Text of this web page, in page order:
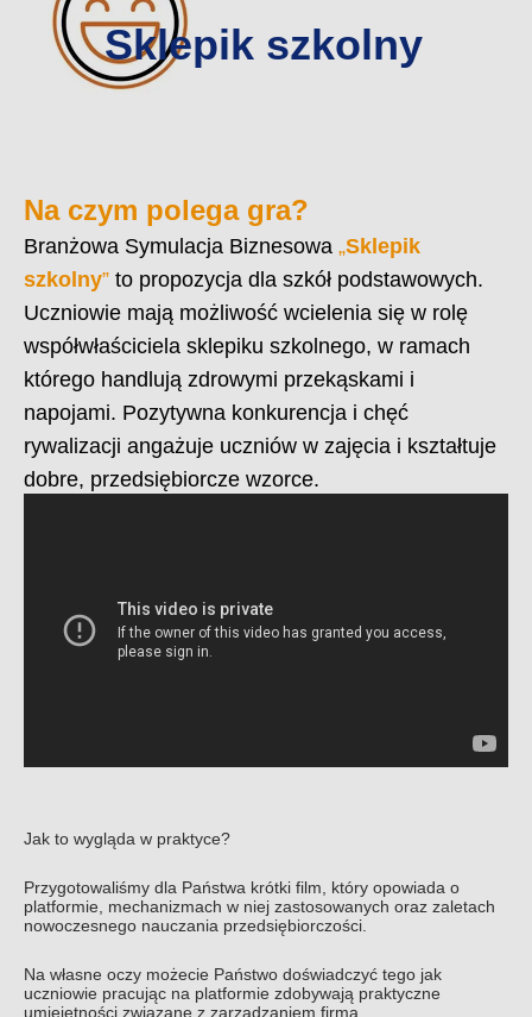
Sklepik szkolny
Na czym polega gra?
Branżowa Symulacja Biznesowa „Sklepik
szkolny” to propozycja dla szkół podstawowych.
Uczniowie mają możliwość wcielenia się w rolę
współwłaściciela sklepiku szkolnego, w ramach
którego handlują zdrowymi przekąskami i
napojami. Pozytywna konkurencja i chęć
rywalizacji angażuje uczniów w zajęcia i kształtuje
dobre, przedsiębiorcze wzorce.
Jak to wygląda w praktyce?
Przygotowaliśmy dla Państwa krótki film, który opowiada o
platformie, mechanizmach w niej zastosowanych oraz zaletach
nowoczesnego nauczania przedsiębiorczości.
Na własne oczy możecie Państwo doświadczyć tego jak
uczniowie pracując na platformie zdobywają praktyczne
umiejętności związane z zarządzaniem firmą.